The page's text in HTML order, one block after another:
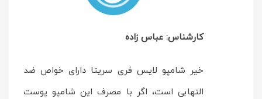
کارشناس: عباس زاده
خیر شامپو لایس فری سریتا دارای خواص ضد
التهابی است، اگر با مصرف این شامپو پوست